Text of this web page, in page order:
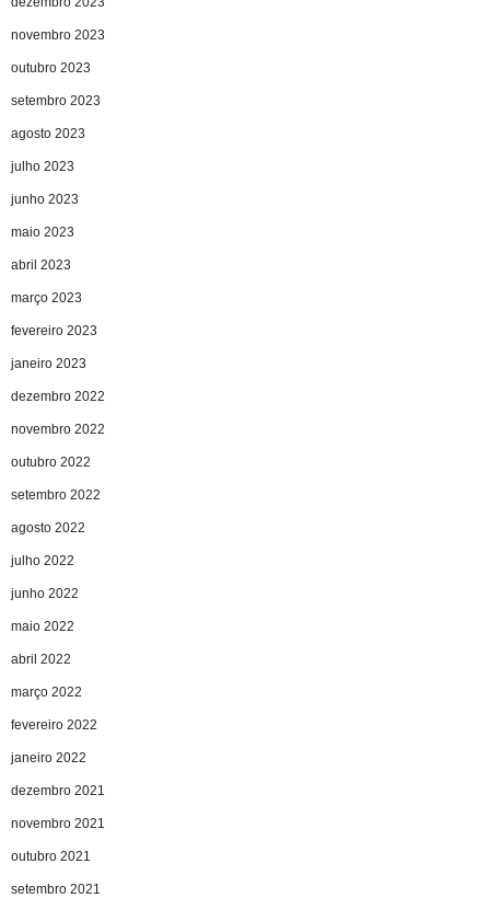
novembro 2023
outubro 2023
setembro 2023
agosto 2023
julho 2023
junho 2023
maio 2023
abril 2023
março 2023
fevereiro 2023
janeiro 2023
dezembro 2022
novembro 2022
outubro 2022
setembro 2022
agosto 2022
julho 2022
junho 2022
maio 2022
abril 2022
março 2022
fevereiro 2022
janeiro 2022
dezembro 2021
novembro 2021
outubro 2021
setembro 2021